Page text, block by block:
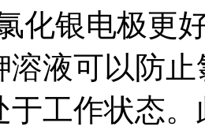
电极更好
溶液可以防
于工作状态